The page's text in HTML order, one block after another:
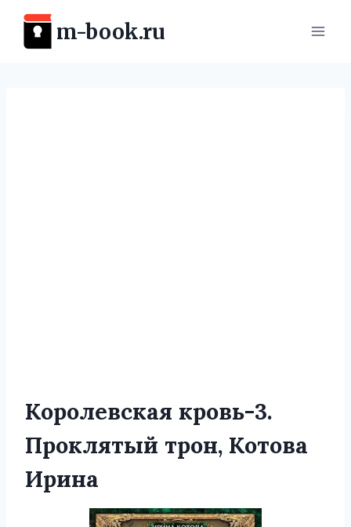
Перейти
содержимому
m-book.ru
Королевская кровь-3.
Проклятый трон, Котова
Ирина